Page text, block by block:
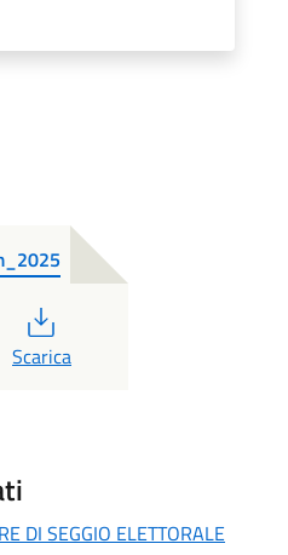
Scarica
DI SEGGIO ELETTORALE